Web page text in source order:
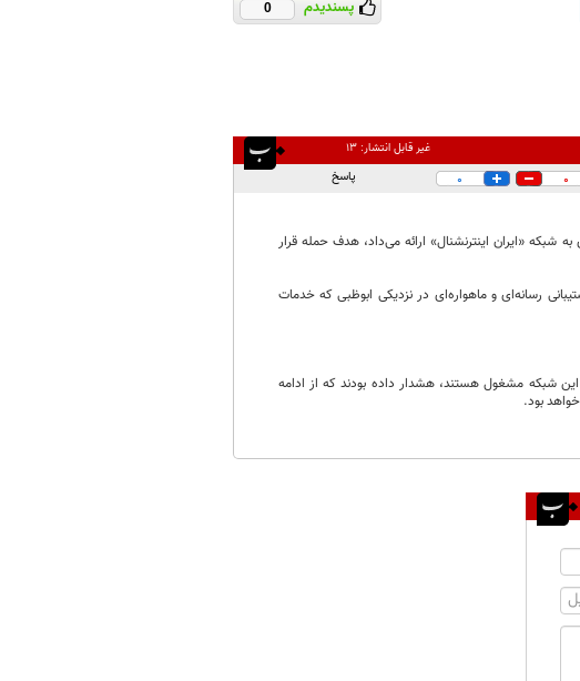
پسندیدم 0
غیر قابل انتشار:۱۳
0
0 پاسخ
شبکه «ایران اینترنشنال» ارائه می‌داد، هدف حمله قرار
رسانه‌ای و ماهواره‌ای در نزدیکی ابوظبی که خدمات
این شبکه مشغول هستند، هشدار داده بودند که از ادامه
بود.